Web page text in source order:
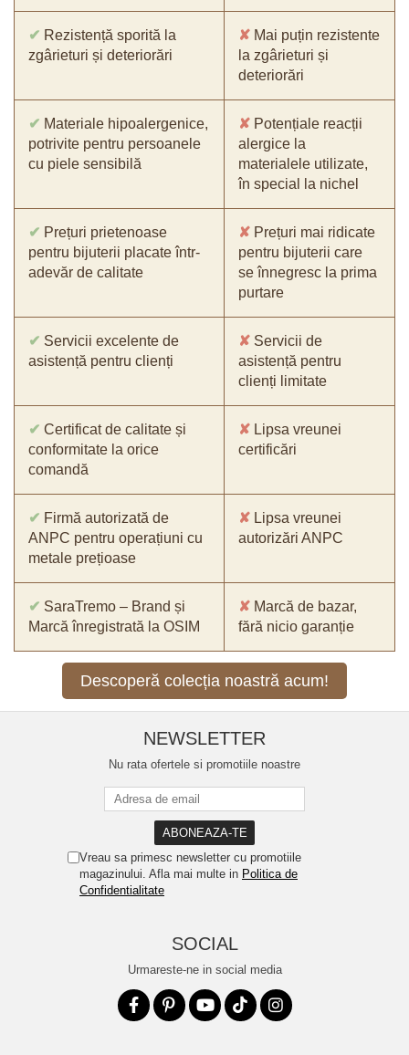
✔ Rezistență sporită la
zgârieturi și deteriorări
✘ Mai puțin rezistente
la zgârieturi și
deteriorări
✔ Materiale hipoalergenice,
potrivite pentru persoanele
cu piele sensibilă
✘ Potențiale reacții
alergice la
materialele utilizate,
în special la nichel
✔ Prețuri prietenoase
pentru bijuterii placate într-
adevăr de calitate
✘ Prețuri mai ridicate
pentru bijuterii care
se înnegresc la prima
purtare
✔ Servicii excelente de
asistență pentru clienți
✘ Servicii de
asistență pentru
clienți limitate
✔ Certificat de calitate și
conformitate la orice
comandă
✘ Lipsa vreunei
certificări
✔ Firmă autorizată de
ANPC pentru operațiuni cu
metale prețioase
✘ Lipsa vreunei
autorizări ANPC
✔ SaraTremo – Brand și
Marcă înregistrată la OSIM
✘ Marcă de bazar,
fără nicio garanție
Descoperă colecția noastră acum!
NEWSLETTER
Nu rata ofertele si promotiile noastre
Vreau sa primesc newsletter cu promotiile
magazinului. Afla mai multe in Politica de
Confidentialitate
SOCIAL
Urmareste-ne in social media